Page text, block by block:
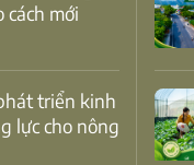
mới
lực cho nông